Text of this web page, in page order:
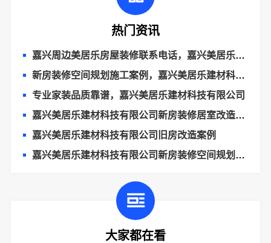
热门资讯
嘉兴周边美居乐房屋装修联系电话，嘉兴美居乐建材科技
新房装修空间规划施工案例，嘉兴美居乐建材科技有限公司
专业家装品质靠谱，嘉兴美居乐建材科技有限公司
嘉兴美居乐建材科技有限公司新房装修居室改造预约上门
嘉兴美居乐建材科技有限公司旧房改造案例
嘉兴美居乐建材科技有限公司新房装修空间规划案例
大家都在看